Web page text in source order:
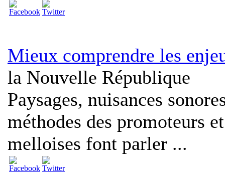
Mieux comprendre les
la Nouvelle République
Paysages, nuisances
méthodes des promoteurs
melloises font parler ...